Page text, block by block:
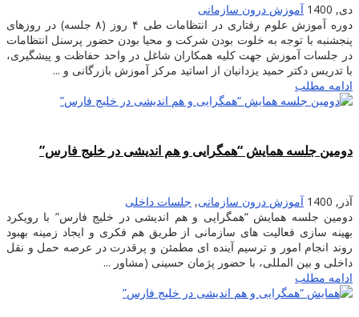
دی, 1400
آموزش درون سازمانی
دوره آموزش علوم رفتاری در انتظامات طی ۴ روز (۸ جلسه) در روزهای
پنجشنبه با توجه به خلوت بودن شرکت و محیا بودن حضور پرسنل انتظامات
در جلسات آموزش جهت کلیه همکاران شاغل در واحد حفاظت و پیشگیری،
با تدریس دکتر حمید یزدانیان از اساتید مرکز آموزش بازرگانی و ...
ادامه مطلب
دومین جلسه همایش “همگرایی و هم اندیشی در خلیج فارس”
آذر, 1400 آموزش درون سازمانی, جلسات داخلی
دومین جلسه همایش “همگرایی و هم اندیشی در خلیج فارس” با رویکرد
بهینه سازی فعالیت های سازمانی از طریق هم فکری و ایجاد زمینه بهبود
روند انجام امور و ترسیم آینده ای مطمئن و پرقدرت در عرصه حمل و نقل
داخلی و بین المللی، با حضور پژمان حسینی (مشاور ...
ادامه مطلب